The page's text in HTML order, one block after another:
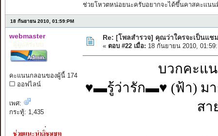
ช่วยโหวตหน่อยนะครับอยากจะได้ขึ้นคาสคะเเน
18 กันยายน 2010, 01:59:PM
webmaster
คะแนนกลอนของผู้นี้ 174
ออฟไลน์
เพศ:
กระทู้: 1,435
Re: [โพลสำรวจ] คุณว่าใครจะเป็นแ
« ตอบ #22 เมื่อ: 18 กันยายน 2010,
บวกคะแ
♥▬รู้ว่ารัก▬♥ (ฟ้า) มา
สา